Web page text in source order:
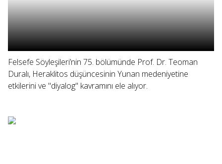
Felsefe Söyleşileri’nin 75. bölümünde Prof. Dr. Teoman
Duralı, Heraklitos düşüncesinin Yunan medeniyetine
etkilerini ve "diyalog" kavramını ele alıyor.